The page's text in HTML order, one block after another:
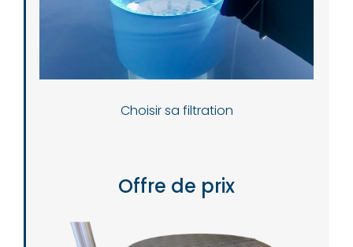
Choisir sa filtration
Offre de prix